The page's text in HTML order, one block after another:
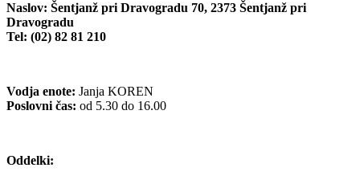
Naslov: Šentjanž pri Dravogradu 70, 2373 Šentjanž pri
Dravogradu
Tel: (02) 82 81 210
Vodja enote: Janja KOREN
Poslovni čas: od 5.30 do 16.00
Oddelki: